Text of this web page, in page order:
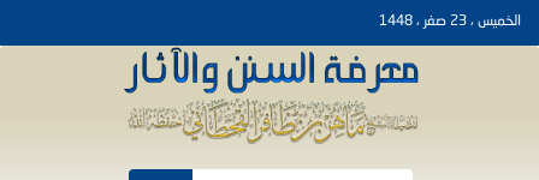
الخميس ، 23 صفر ، 1448